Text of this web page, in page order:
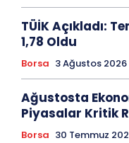
TÜİK Açıkladı:
1,78 Oldu
Borsa 3 Ağustos 2026
Ağustosta
Piyasalar Kritik
Borsa 30 Temmuz